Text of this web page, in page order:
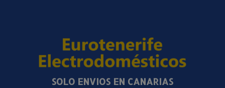
SOLO ENVIOS EN CANARIAS